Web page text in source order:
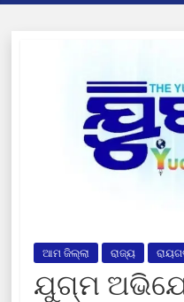
ଆମ ଜିଲ୍ଲା ରାଜ୍ୟ
ଯୁଗ୍ମ